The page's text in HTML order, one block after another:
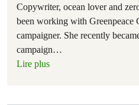
Copywriter, ocean lover and
been working with Greenpeace
campaigner. She recently
campaign…
Lire plus